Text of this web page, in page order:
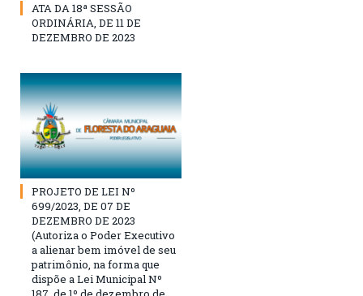
ATA DA 18ª SESSÃO
ORDINÁRIA, DE 11 DE
DEZEMBRO DE 2023
PROJETO DE LEI Nº
699/2023, DE 07 DE
DEZEMBRO DE 2023
(Autoriza o Poder Executivo
a alienar bem imóvel de seu
patrimônio, na forma que
dispõe a Lei Municipal Nº